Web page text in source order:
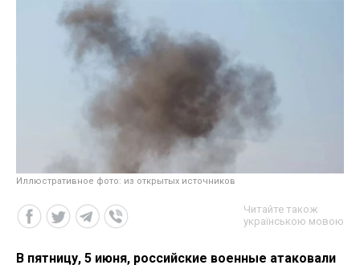
Иллюстративное фото: из открытых источников
Читайте також
українською мовою
В пятницу, 5 июня, российские военные атаковали